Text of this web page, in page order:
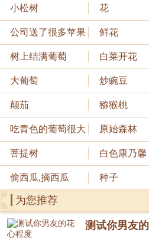
小松树 花
公司送了很多苹果 鲜花
树上结满葡萄 白菜开花
大葡萄 炒豌豆
颠茄 猕猴桃
吃青色的葡萄很大 原始森林
菩提树 白色康乃馨
偷西瓜,摘西瓜 种子
为您推荐
测试你男友